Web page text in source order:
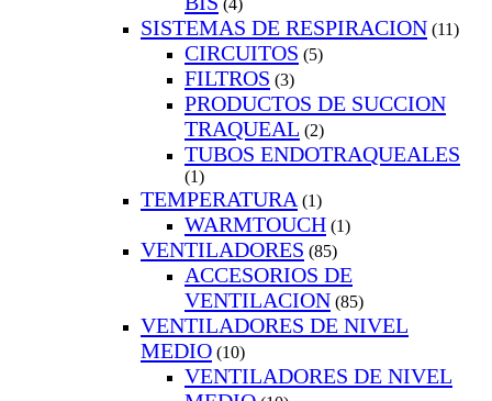
(4)
SISTEMAS DE RESPIRACION (11)
CIRCUITOS (5)
FILTROS (3)
PRODUCTOS DE SUCCION
TRAQUEAL (2)
TUBOS ENDOTRAQUEALES
(1)
TEMPERATURA (1)
WARMTOUCH (1)
VENTILADORES (85)
ACCESORIOS DE
VENTILACION (85)
VENTILADORES DE NIVEL
MEDIO (10)
VENTILADORES DE NIVEL